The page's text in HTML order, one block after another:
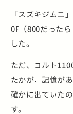
「スズキジムニ
0F（800だった
した。
ただ、コルト
たかが、記憶が
確かに出ていた
す。